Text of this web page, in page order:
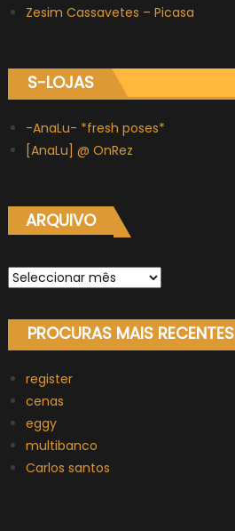
Zesim Cassavetes – Picasa
S-LOJAS
-AnaLu- *fresh poses*
[AnaLu] @ OnRez
ARQUIVO
Arquivo
PROCURAS MAIS RECENTES
register
cenas
eggy
multibanco
Carlos santos